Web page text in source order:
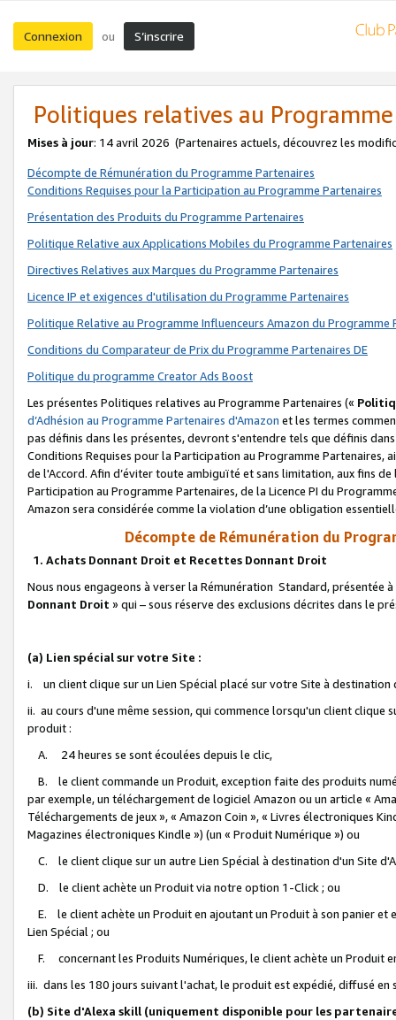
Connexion ou S’inscrire
Politiques relatives au
Mises à jour: 14 avril 2026 (Partenaires actuels, découvrez les
Décompte de Rémunération du Programme Partenaires
Conditions Requises pour la Participation au Programme Partenaires
Présentation des Produits du Programme Partenaires
Politique Relative aux Applications Mobiles du Programme Partenaires
Directives Relatives aux Marques du Programme Partenaires
Licence IP et exigences d'utilisation du Programme Partenaires
Politique Relative au Programme Influenceurs Amazon du Programme
Conditions du Comparateur de Prix du Programme Partenaires DE
Politique du programme Creator Ads Boost
Les présentes Politiques relatives au Programme Partenaires («
d’Adhésion au Programme Partenaires d'Amazon et les termes
pas définis dans les présentes, devront s'entendre tels que définis
Conditions Requises pour la Participation au Programme Partenaires,
de l'Accord. Afin d’éviter toute ambiguïté et sans limitation, aux fins
Participation au Programme Partenaires, de la Licence PI du
Amazon sera considérée comme la violation d’une obligation
Décompte de Rémunération du
1. Achats Donnant Droit et Recettes Donnant Droit
Nous nous engageons à verser la Rémunération Standard, présentée
Donnant Droit » qui – sous réserve des exclusions décrites dans le
(a) Lien spécial sur votre Site :
i. un client clique sur un Lien Spécial placé sur votre Site à destination
ii. au cours d'une même session, qui commence lorsqu'un client
produit :
A. 24 heures se sont écoulées depuis le clic,
B. le client commande un Produit, exception faite des produits
par exemple, un téléchargement de logiciel Amazon ou un article «
Téléchargements de jeux », « Amazon Coin », « Livres électroniques
Magazines électroniques Kindle ») (un « Produit Numérique ») ou
C. le client clique sur un autre Lien Spécial à destination d'un Site
D. le client achète un Produit via notre option 1-Click ; ou
E. le client achète un Produit en ajoutant un Produit à son panier et
Lien Spécial ; ou
F. concernant les Produits Numériques, le client achète un Produit
iii. dans les 180 jours suivant l'achat, le produit est expédié, diffusé
(b) Site d'Alexa skill (uniquement disponible pour les